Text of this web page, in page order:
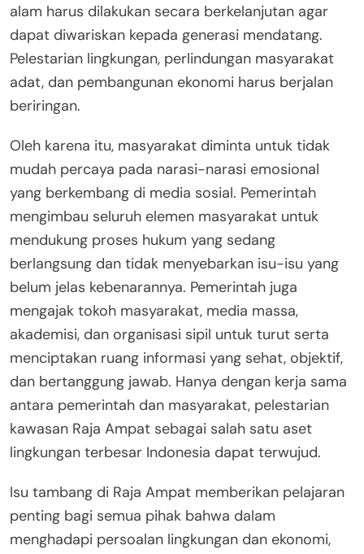
alam harus dilakukan secara berkelanjutan agar
dapat diwariskan kepada generasi mendatang.
Pelestarian lingkungan, perlindungan masyarakat
adat, dan pembangunan ekonomi harus berjalan
beriringan.
Oleh karena itu, masyarakat diminta untuk tidak
mudah percaya pada narasi-narasi emosional
yang berkembang di media sosial. Pemerintah
mengimbau seluruh elemen masyarakat untuk
mendukung proses hukum yang sedang
berlangsung dan tidak menyebarkan isu-isu yang
belum jelas kebenarannya. Pemerintah juga
mengajak tokoh masyarakat, media massa,
akademisi, dan organisasi sipil untuk turut serta
menciptakan ruang informasi yang sehat, objektif,
dan bertanggung jawab. Hanya dengan kerja sama
antara pemerintah dan masyarakat, pelestarian
kawasan Raja Ampat sebagai salah satu aset
lingkungan terbesar Indonesia dapat terwujud.
Isu tambang di Raja Ampat memberikan pelajaran
penting bagi semua pihak bahwa dalam
menghadapi persoalan lingkungan dan ekonomi,